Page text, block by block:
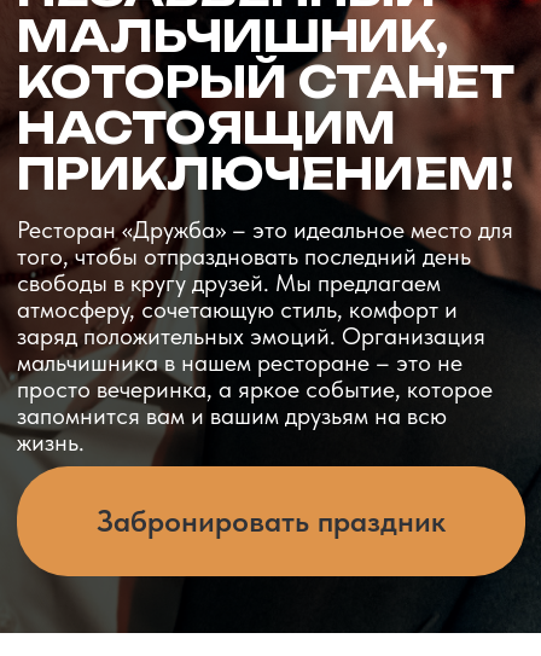
Забронировать праздник
Ресторан «Дружба» – это идеальное место для
того, чтобы отпраздновать последний день
свободы в кругу друзей. Мы предлагаем
атмосферу, сочетающую стиль, комфорт и
заряд положительных эмоций. Организация
мальчишника в нашем ресторане – это не
просто вечеринка, а яркое событие, которое
запомнится вам и вашим друзьям на всю
жизнь.